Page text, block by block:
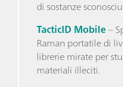
di sostanze
TacticID Mobile–
Raman portatile di
librerie mirate per
materiali illeciti.